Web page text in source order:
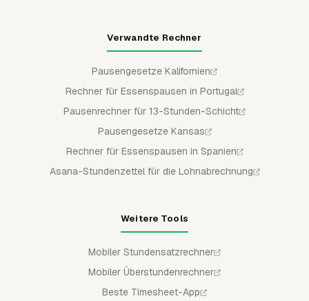
Verwandte Rechner
Pausengesetze Kalifornien
Rechner für Essenspausen in Portugal
Pausenrechner für 13-Stunden-Schicht
Pausengesetze Kansas
Rechner für Essenspausen in Spanien
Asana-Stundenzettel für die Lohnabrechnung
Weitere Tools
Mobiler Stundensatzrechner
Mobiler Überstundenrechner
Beste Timesheet-App